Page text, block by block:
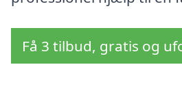
Få 3 tilbud, gratis og